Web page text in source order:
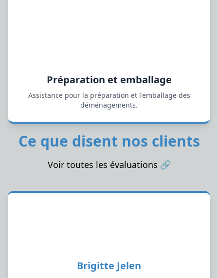
Préparation et emballage
Assistance pour la préparation et l'emballage des
déménagements.
Ce que disent nos clients
Voir toutes les évaluations 🔗
Brigitte Jelen